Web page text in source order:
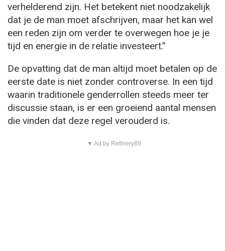
verhelderend zijn. Het betekent niet noodzakelijk
dat je de man moet afschrijven, maar het kan wel
een reden zijn om verder te overwegen hoe je je
tijd en energie in de relatie investeert.”
De opvatting dat de man altijd moet betalen op de
eerste date is niet zonder controverse. In een tijd
waarin traditionele genderrollen steeds meer ter
discussie staan, is er een groeiend aantal mensen
die vinden dat deze regel verouderd is.
▼ Ad by Refinery89